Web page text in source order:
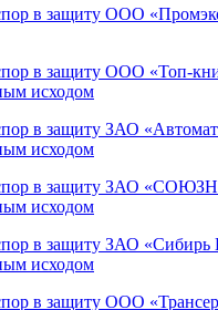
в защиту ООО
в защиту ООО «Топ-
исходом
в защиту ЗАО
исходом
в защиту ЗАО
исходом
в защиту ЗАО «Сибирь
исходом
в защиту ООО